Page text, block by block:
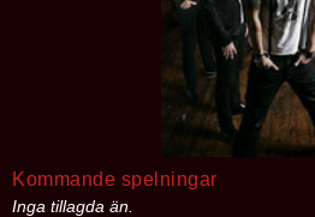
Kommande spelningar
Inga tillagda än.